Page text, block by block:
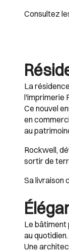
Consultez
La
l'imprimerie
Ce nouvel
en
au
Rockwell,
sortir de
Sa livraison
Le bâtiment
au quotidien.
Une